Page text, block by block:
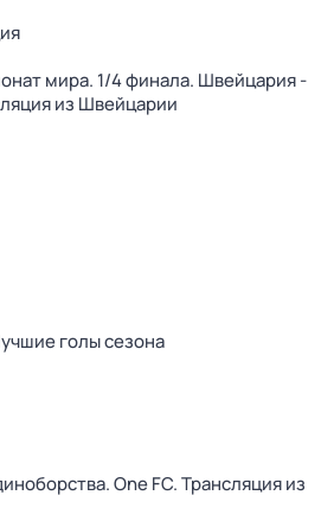
мира. 1/4 финала. Швейцария -
из Швейцарии
голы сезона
One FC. Трансляция из